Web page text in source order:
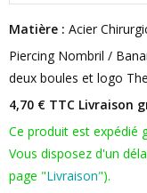
Matière : Acier
Piercing Nombril /
deux boules et logo
4,70 € TTC Livraison
Ce produit est expédié
Vous disposez d'un
page "Livraison").